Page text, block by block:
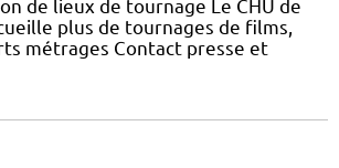
de lieux de tournage Le CHU de
plus de tournages de films,
métrages Contact presse et